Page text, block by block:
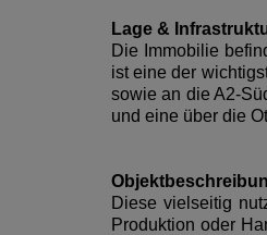
Lage &
Die Immobilie
ist eine der
sowie an die A2-
und eine über die
Diese vielseitig
Produktion oder